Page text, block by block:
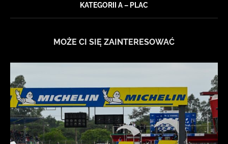
KATEGORII A – PLAC
MOŻE CI SIĘ ZAINTERESOWAĆ